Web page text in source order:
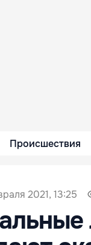
Происшествия
2021, 13:25